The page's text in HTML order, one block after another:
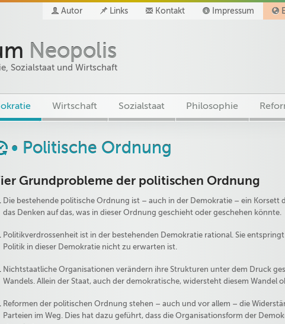
Autor Links Kontakt Impressum
Neopolis
Sozialstaat und Wirtschaft
Wirtschaft Sozialstaat Philosophie
• Politische Ordnung
Grundprobleme der politischen Ordnung
Die bestehende politische Ordnung ist – auch in der Demokratie – ein Korsett
das Denken auf das, was in dieser Ordnung geschieht oder geschehen könnte.
Politikverdrossenheit ist in der bestehenden Demokratie rational. Sie entspringt
Politik in dieser Demokratie nicht zu erwarten ist.
Nichtstaatliche Organisationen verändern ihre Strukturen unter dem Druck
Wandels. Allein der Staat, auch der demokratische, widersteht diesem Wandel
Reformen der politischen Ordnung stehen – auch und vor allem – die
Parteien im Weg. Dies hat dazu geführt, dass die Organisationsform der